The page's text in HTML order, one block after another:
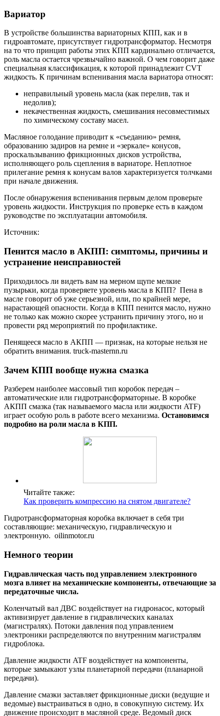
Вариатор
В устройстве большинства вариаторных КПП, как и в
гидроавтомате, присутствует гидротрансформатор. Несмотря
на то что принцип работы этих КПП кардинально отличается,
роль масла остается чрезвычайно важной. О чем говорит даже
специальная классификация, к которой принадлежит CVT
жидкость. К причинам вспенивания масла вариатора относят:
неправильный уровень масла (как перелив, так и
недолив);
некачественная жидкость, смешивания несовместимых
по химическому составу масел.
Масляное голодание приводит к «съеданию» ремня,
образованию задиров на ремне и «зеркале» конусов,
проскальзыванию фрикционных дисков устройства,
исполняющего роль сцепления в вариаторе. Неплотное
прилегание ремня к конусам валов характеризуется толчками
при начале движения.
После обнаружения вспенивания первым делом проверьте
уровень жидкости. Инструкция по проверке есть в каждом
руководстве по эксплуатации автомобиля.
Источник:
Пенится масло в АКПП: симптомы, причины и
устранение неисправностей
Приходилось ли видеть вам на мерном щупе мелкие
пузырьки, когда проверяете уровень масла в КПП? Пена в
масле говорит об уже серьезной, или, по крайней мере,
нарастающей опасности. Когда в КПП пенится масло, нужно
не только как можно скорее устранить причину этого, но и
провести ряд мероприятий по профилактике.
Пенящееся масло в АКПП — признак, на которые нельзя не
обратить внимания. truck-masternn.ru
Зачем КПП вообще нужна смазка
Разберем наиболее массовый тип коробок передач –
автоматические или гидротрансформаторные. В коробке
АКПП смазка (так называемого масла или жидкости ATF)
играет особую роль в работе всего механизма. Остановимся
подробно на роли масла в КПП.
Читайте также:
Как проверить компрессию на снятом двигателе?
Гидротрансформаторная коробка включает в себя три
составляющие: механическую, гидравлическую и
электронную. oilinmotor.ru
Немного теории
Гидравлическая часть под управлением электронного
мозга влияет на механические компоненты, отвечающие за
передаточные числа.
Коленчатый вал ДВС воздействует на гидронасос, который
активизирует давление в гидравлических каналах
(магистралях). Потоки давления под управлением
электроники распределяются по внутренним магистралям
гидроблока.
Давление жидкости ATF воздействует на компоненты,
которые замыкают узлы планетарной передачи (планарной
передачи).
Давление смазки заставляет фрикционные диски (ведущие и
ведомые) выстраиваться в одно, в совокупную систему. Их
движение происходит в масляной среде. Ведомый диск